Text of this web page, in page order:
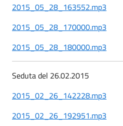
2015_05_28_163552.mp3
2015_05_28_170000.mp3
2015_05_28_180000.mp3
Seduta del 26.02.2015
2015_02_26_142228.mp3
2015_02_26_192951.mp3